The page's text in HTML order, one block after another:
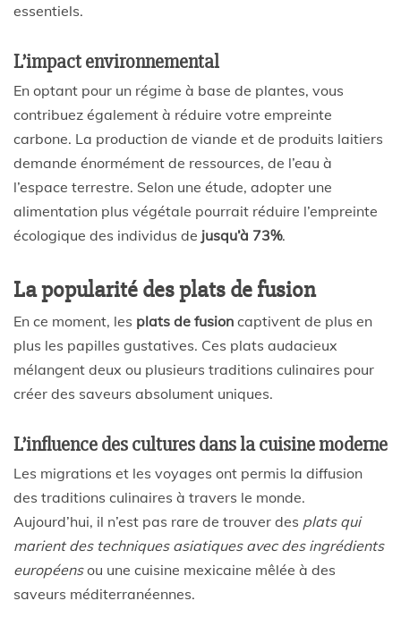
essentiels.
L’impact environnemental
En optant pour un régime à base de plantes, vous
contribuez également à réduire votre empreinte
carbone. La production de viande et de produits laitiers
demande énormément de ressources, de l’eau à
l’espace terrestre. Selon une étude, adopter une
alimentation plus végétale pourrait réduire l’empreinte
écologique des individus de jusqu’à 73%.
La popularité des plats de fusion
En ce moment, les plats de fusion captivent de plus en
plus les papilles gustatives. Ces plats audacieux
mélangent deux ou plusieurs traditions culinaires pour
créer des saveurs absolument uniques.
L’influence des cultures dans la cuisine moderne
Les migrations et les voyages ont permis la diffusion
des traditions culinaires à travers le monde.
Aujourd’hui, il n’est pas rare de trouver des plats qui
marient des techniques asiatiques avec des ingrédients
européensou une cuisine mexicaine mêlée à des
saveurs méditerranéennes.